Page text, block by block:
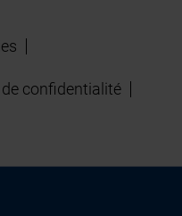
confidentialité